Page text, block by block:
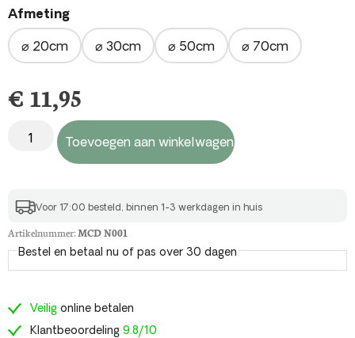
Afmeting
⌀ 20cm ⌀ 30cm ⌀ 50cm ⌀ 70cm
€ 11,95
Toevoegen aan winkelwagen
Voor 17:00 besteld, binnen 1-3 werkdagen in huis
Artikelnummer:MCD N001
Bestel en betaal nu of pas over 30 dagen
Veiligonline betalen
Klantbeoordeling 9.8/10